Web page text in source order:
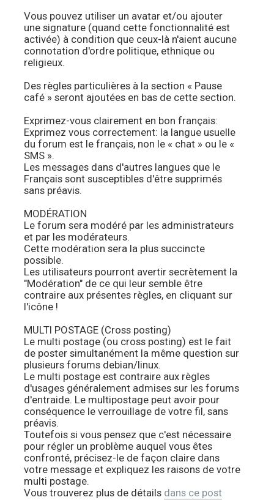
Vous pouvez utiliser un avatar et/ou ajouter
une signature (quand cette fonctionnalité est
activée) à condition que ceux-là n'aient aucune
connotation d'ordre politique, ethnique ou
religieux.
Des règles particulières à la section « Pause
café » seront ajoutées en bas de cette section.
Exprimez-vous clairement en bon français:
Exprimez vous correctement: la langue usuelle
du forum est le français, non le « chat » ou le «
SMS ».
Les messages dans d'autres langues que le
Français sont susceptibles d'être supprimés
sans préavis.
MODÉRATION
Le forum sera modéré par les administrateurs
et par les modérateurs.
Cette modération sera la plus succincte
possible.
Les utilisateurs pourront avertir secrètement la
"Modération" de ce qui leur semble être
contraire aux présentes règles, en cliquant sur
l'icône !
MULTI POSTAGE (Cross posting)
Le multi postage (ou cross posting) est le fait
de poster simultanément la même question sur
plusieurs forums debian/linux.
Le multi postage est contraire aux règles
d'usages généralement admises sur les forums
d'entraide. Le multipostage peut avoir pour
conséquence le verrouillage de votre fil, sans
préavis.
Toutefois si vous pensez que c'est nécessaire
pour régler un problème auquel vous êtes
confronté, précisez-le de façon claire dans
votre message et expliquez les raisons de votre
multi postage.
Vous trouverez plus de détails dans ce post